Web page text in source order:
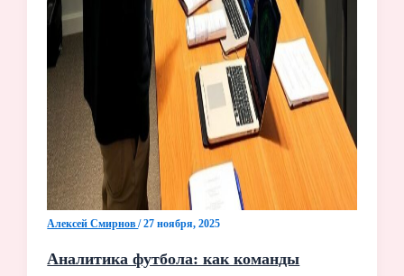
Алексей Смирнов/27 ноября, 2025
Аналитика футбола: как команды